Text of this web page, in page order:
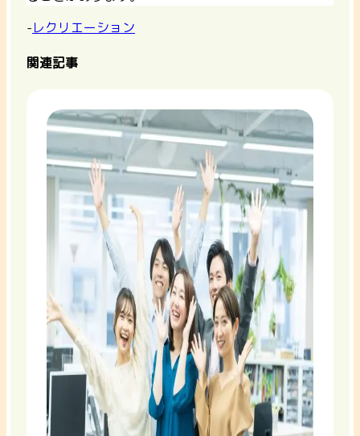
-レクリエーション
関連記事